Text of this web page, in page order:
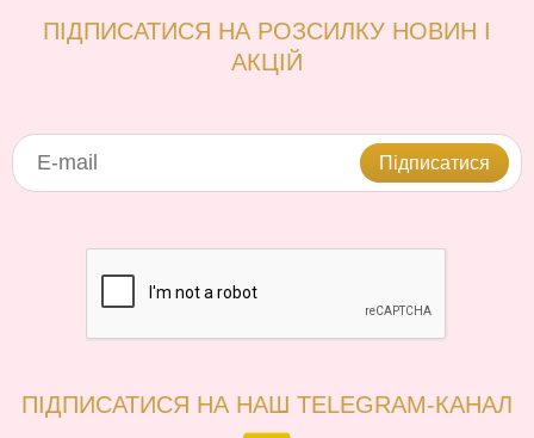
ПІДПИСАТИСЯ НА РОЗСИЛКУ НОВИН І
АКЦІЙ
Підписатися
ПІДПИСАТИСЯ НА НАШ TELEGRAM-КАНАЛ